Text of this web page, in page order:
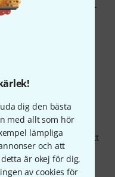
dig den bästa
med allt som hör
lämpliga
och att
är okej för dig,
av cookies för
och prova strängarna -
stämningen
mycket
lät dock lite
längre inbrottsperiod.
Obligato vad gäller
grund av ljudet av E-
en varm, mörk ton,
ljudet som jag får på
jag nog att hålla mig
är definitivt värt ett